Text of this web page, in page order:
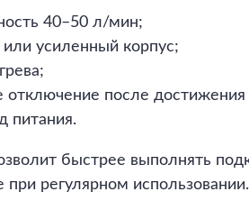
40–50 л/мин;
усиленный корпус;
отключение после
питания.
быстрее выполнять
регулярном использовании.